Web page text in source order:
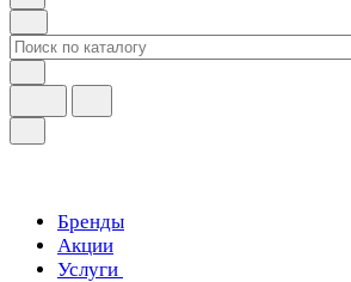
Бренды
Акции
Услуги